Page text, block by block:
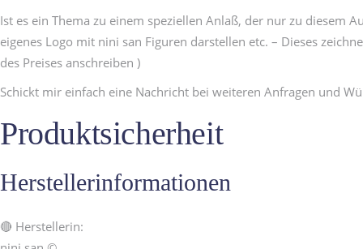
Ist es ein Thema zu einem speziellen Anlaß, der nur zu diesem
eigenes Logo mit nini san Figuren darstellen etc. – Dieses
des Preises anschreiben )
Schickt mir einfach eine Nachricht bei weiteren Anfragen und
Produktsicherheit
Herstellerinformationen
🔴 Herstellerin: